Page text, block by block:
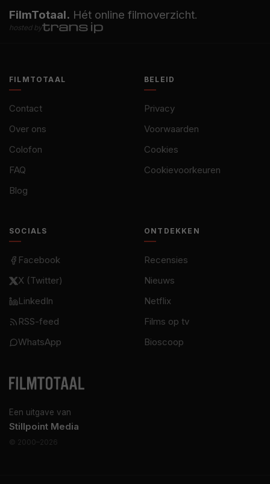
FilmTotaal. Hét online filmoverzicht.
hosted by
Een uitgave van
Stillpoint Media
© 2000–2026
FILMTOTAAL
Contact
Over ons
Colofon
FAQ
Blog
BELEID
Privacy
Voorwaarden
Cookies
Cookievoorkeuren
SOCIALS
Facebook
X (Twitter)
LinkedIn
RSS-feed
WhatsApp
ONTDEKKEN
Recensies
Nieuws
Netflix
Films op tv
Bioscoop